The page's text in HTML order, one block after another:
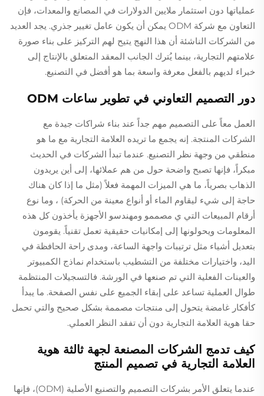
عملياتها دون استثمار ملايين الدولارات في المصانع والمعدات، فإن
التعاون مع شركة ODM يمكن أن يكون عامل تغيير جذري. يجد العديد
من الشركات الناشئة أن هذا النهج يتيح لهم التركيز على بناء صورة
علامتهم التجارية، بينما يُترك الجانب المعقد المتعلق بالإنتاج إلى
خبراء لديهم بالفعل معرفة واسعة بما هو أفضل في التصنيع.
دور التصميم التعاوني في تطوير ساعات ODM
العمل معاً على التصميم مهم جداً عند بناء شراكات جيدة مع
الشركات المنتجة. إنه يجمع ما تريده العلامة التجارية مع ما هو
منطقي من وجهة نظر التصنيع. عندما تبدأ الشركات في الحديث
مبكراً، فإنها تصبح واضحة حول من هم عملائها، إلى أين يريدون
الذهاب بصرياً، ما هي الميزات المهمة فعلاً (مثل ما إذا كان هناك
حاجة إلى شيء ليقاوم الماء أو أنواع معينة من الحركة) ، وما نوع
أرقام المبيعات التي ي مصممو ومهندسو الأجهزة يأخذون كل هذه
المعلومات ويحولونها إلى إمكانيات حقيقية تعمل تقنياً. يقومون
بتعديل أشياء مثل ترتيبات واجهة الساعة، ومدى راحة الحافظة في
اليد، واختيارات مختلفة من التشطيب باستخدام نماذج الكمبيوتر
والعينات الفعلية التي تم صنعها في الورشة. فالتسجيلات المنتظمة
طوال العملية تساعد على إبقاء الجميع على نفس الصفحة. ما يبدأ
كأفكار غامضة يتحول إلى منتجات مصممة بشكل صحيح والتي تحمل
حقا هوية العلامة التجارية دون أن تفقد النظر العملي.
كيف تدمج الشركات المصنعة لجهة ثالثة هوية
العلامة التجارية في تصميم المنتج
عندما يتعلق الأمر بشركات التصميم والتصنيع الأصلية (ODM)، فإنها